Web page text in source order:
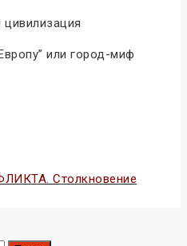
цивилизация
или город-миф
Столкновение